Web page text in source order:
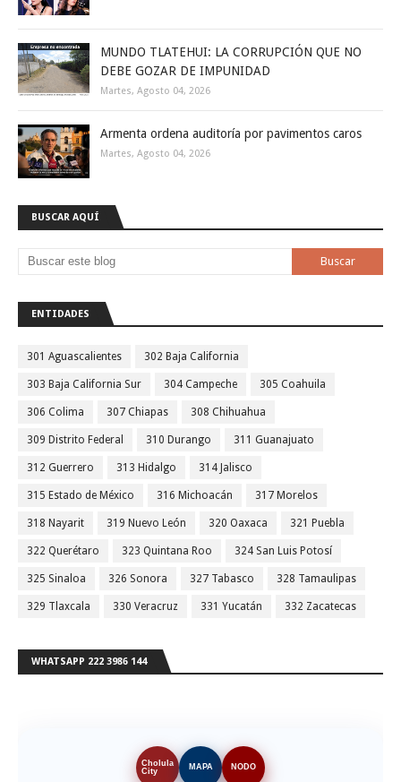
MUNDO TLATEHUI: LA CORRUPCIÓN QUE NO
DEBE GOZAR DE IMPUNIDAD
Martes, Agosto 04, 2026
Armenta ordena auditoría por pavimentos caros
Martes, Agosto 04, 2026
BUSCAR AQUÍ
ENTIDADES
301 Aguascalientes 302 Baja California
303 Baja California Sur 304 Campeche 305 Coahuila
306 Colima 307 Chiapas 308 Chihuahua
309 Distrito Federal 310 Durango 311 Guanajuato
312 Guerrero 313 Hidalgo 314 Jalisco
315 Estado de México 316 Michoacán 317 Morelos
318 Nayarit 319 Nuevo León 320 Oaxaca 321 Puebla
322 Querétaro 323 Quintana Roo 324 San Luis Potosí
325 Sinaloa 326 Sonora 327 Tabasco 328 Tamaulipas
329 Tlaxcala 330 Veracruz 331 Yucatán 332 Zacatecas
WHATSAPP 222 3986 144
Cholula
City
MAPA NODO